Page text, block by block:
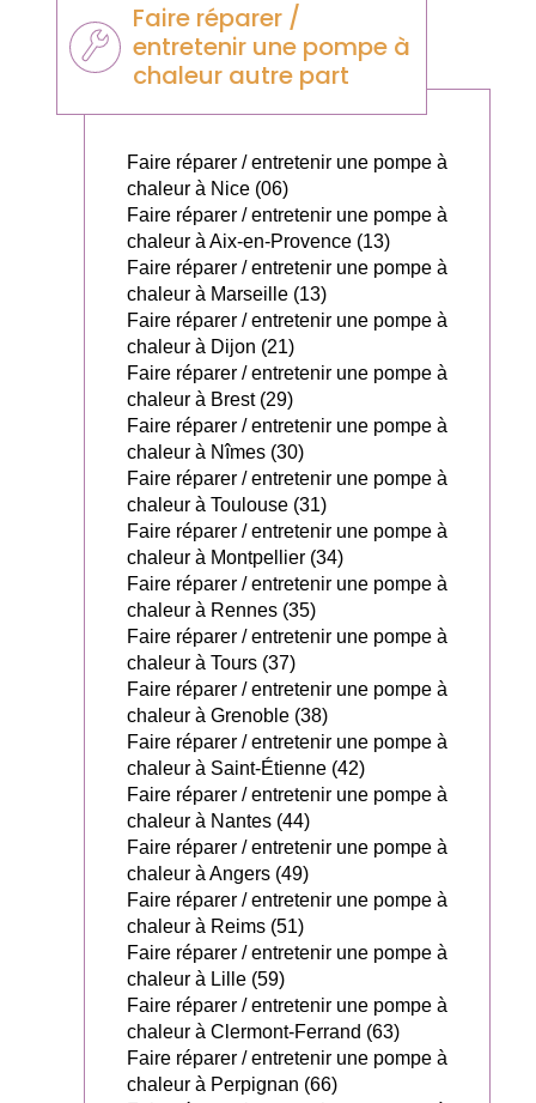
Faire réparer /
entretenir une pompe à
chaleur autre part
Faire réparer / entretenir une pompe à
chaleur à Nice (06)
Faire réparer / entretenir une pompe à
chaleur à Aix-en-Provence (13)
Faire réparer / entretenir une pompe à
chaleur à Marseille (13)
Faire réparer / entretenir une pompe à
chaleur à Dijon (21)
Faire réparer / entretenir une pompe à
chaleur à Brest (29)
Faire réparer / entretenir une pompe à
chaleur à Nîmes (30)
Faire réparer / entretenir une pompe à
chaleur à Toulouse (31)
Faire réparer / entretenir une pompe à
chaleur à Montpellier (34)
Faire réparer / entretenir une pompe à
chaleur à Rennes (35)
Faire réparer / entretenir une pompe à
chaleur à Tours (37)
Faire réparer / entretenir une pompe à
chaleur à Grenoble (38)
Faire réparer / entretenir une pompe à
chaleur à Saint-Étienne (42)
Faire réparer / entretenir une pompe à
chaleur à Nantes (44)
Faire réparer / entretenir une pompe à
chaleur à Angers (49)
Faire réparer / entretenir une pompe à
chaleur à Reims (51)
Faire réparer / entretenir une pompe à
chaleur à Lille (59)
Faire réparer / entretenir une pompe à
chaleur à Clermont-Ferrand (63)
Faire réparer / entretenir une pompe à
chaleur à Perpignan (66)